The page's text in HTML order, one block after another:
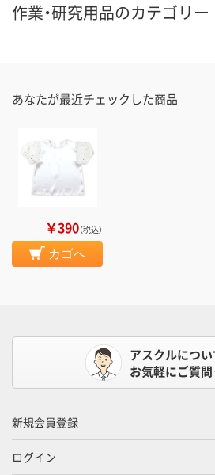
作業・研究用品のカテゴリー
あなたが最近チェックした商品
￥390（税込）
カゴへ
アスクルについ
お気軽にご質問
新規会員登録
ログイン